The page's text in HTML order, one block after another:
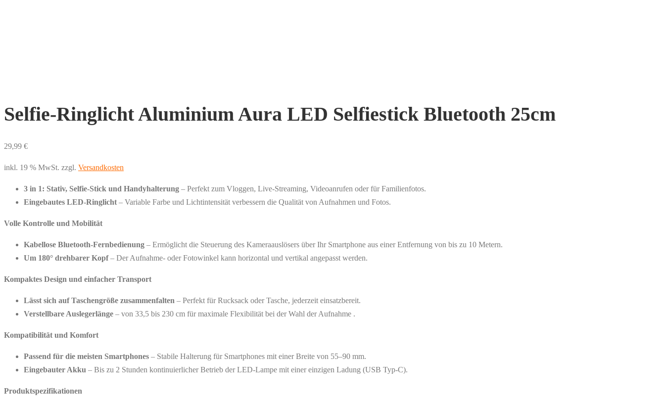
Selfie-Ringlicht Aluminium Aura LED Selfiestick Bluetooth 25cm
29,99 €
inkl. 19 % MwSt. zzgl. Versandkosten
3 in 1: Stativ, Selfie-Stick und Handyhalterung – Perfekt zum Vloggen, Live-Streaming, Videoanrufen oder für Familienfotos.
Eingebautes LED-Ringlicht – Variable Farbe und Lichtintensität verbessern die Qualität von Aufnahmen und Fotos.
Volle Kontrolle und Mobilität
Kabellose Bluetooth-Fernbedienung – Ermöglicht die Steuerung des Kameraauslösers über Ihr Smartphone aus einer Entfernung von bis zu 10 Metern.
Um 180° drehbarer Kopf– Der Aufnahme- oder Fotowinkel kann horizontal und vertikal angepasst werden.
Kompaktes Design und einfacher Transport
Lässt sich auf Taschengröße zusammenfalten – Perfekt für Rucksack oder Tasche, jederzeit einsatzbereit.
Verstellbare Auslegerlänge – von 33,5 bis 230 cm für maximale Flexibilität bei der Wahl der Aufnahme .
Kompatibilität und Komfort
Passend für die meisten Smartphones – Stabile Halterung für Smartphones mit einer Breite von 55–90 mm.
Eingebauter Akku – Bis zu 2 Stunden kontinuierlicher Betrieb der LED-Lampe mit einer einzigen Ladung (USB Typ-C).
Produktspezifikationen